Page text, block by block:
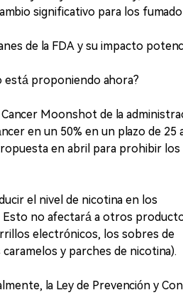
significativo para los
de la FDA y su impacto
está proponiendo ahora?
Moonshot de la
en un 50% en un plazo de 25
en abril para prohibir los
el nivel de nicotina en los
Esto no afectará a otros
electrónicos, los sobres de
y parches de nicotina).
la Ley de Prevención y